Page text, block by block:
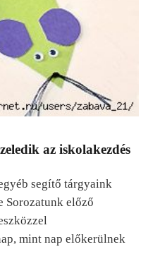
az iskolakezdés
segítő tárgyaink
Sorozatunk előző
mint nap előkerülnek